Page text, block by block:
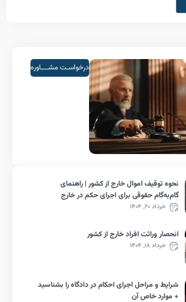
درخواسـت مشــــاوره
خارج از کشور | راهنمای
برای اجرای حکم در خارج
خارج از کشور
اجرای احکام در دادگاه را بشناسید
آن